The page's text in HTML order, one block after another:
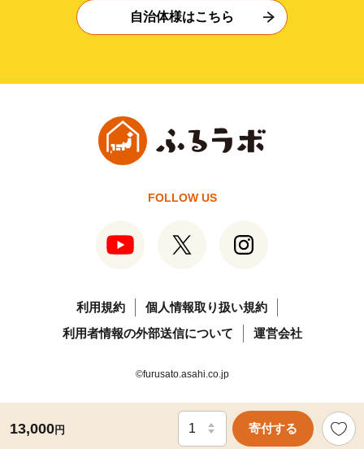
13,000円 寄付する
自治体様はこちら
FOLLOW US
利用規約
個人情報取り扱い規約
利用者情報の外部送信について
運営会社
©furusato.asahi.co.jp